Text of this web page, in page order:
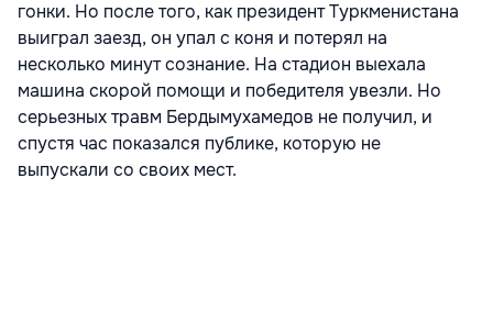
гонки. Но после того, как президент Туркменистана
выиграл заезд, он упал с коня и потерял на
несколько минут сознание. На стадион выехала
машина скорой помощи и победителя увезли. Но
серьезных травм Бердымухамедов не получил, и
спустя час показался публике, которую не
выпускали со своих мест.